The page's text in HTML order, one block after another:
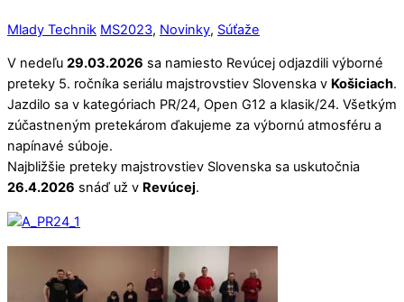
Mlady Technik MS2023, Novinky, Súťaže
V nedeľu 29.03.2026 sa namiesto Revúcej odjazdili výborné
preteky 5. ročníka seriálu majstrovstiev Slovenska v Košiciach.
Jazdilo sa v kategóriach PR/24, Open G12 a klasik/24. Všetkým
zúčastneným pretekárom ďakujeme za výbornú atmosféru a
napínavé súboje.
Najbližšie preteky majstrovstiev Slovenska sa uskutočnia
26.4.2026 snáď už v Revúcej.